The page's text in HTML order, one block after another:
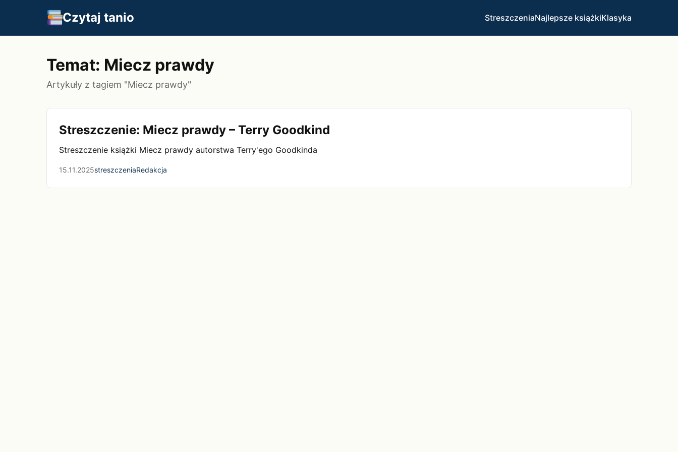
Czytaj tanio StreszczeniaNajlepsze książkiKlasyka
Temat: Miecz prawdy
Artykuły z tagiem "Miecz prawdy"
Streszczenie: Miecz prawdy – Terry Goodkind
Streszczenie książki Miecz prawdy autorstwa Terry'ego Goodkinda
15.11.2025streszczeniaRedakcja